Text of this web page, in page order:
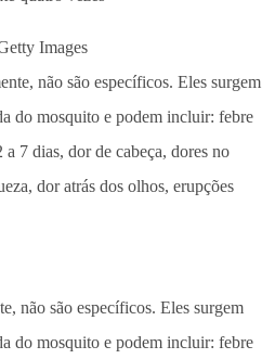
Images
não são específicos. Eles surgem
do mosquito e podem incluir: febre